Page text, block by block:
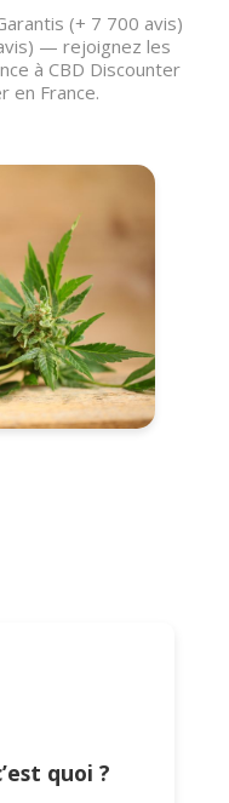
(+ 7 700 avis)
— rejoignez les
à CBD Discounter
en France.
quoi ?